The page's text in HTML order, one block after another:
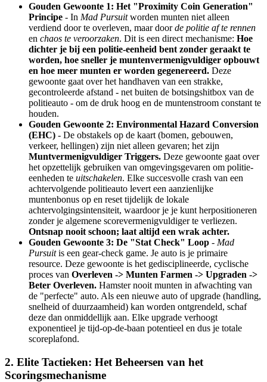
Gouden Gewoonte 1: Het "Proximity Coin Generation"
Principe - In Mad Pursuitworden munten niet alleen
verdiend door te overleven, maar doorde politie af te rennen
en chaos te veroorzaken. Dit is een direct mechanisme: Hoe
dichter je bij een politie-eenheid bent zonder geraakt te
worden, hoe sneller je muntenvermenigvuldiger opbouwt
en hoe meer munten er worden gegenereerd. Deze
gewoonte gaat over het handhaven van een strakke,
gecontroleerde afstand - net buiten de botsingshitbox van de
politieauto - om de druk hoog en de muntenstroom constant te
houden.
Gouden Gewoonte 2: Environmental Hazard Conversion
(EHC) - De obstakels op de kaart (bomen, gebouwen,
verkeer, hellingen) zijn niet alleen gevaren; het zijn
Muntvermenigvuldiger Triggers. Deze gewoonte gaat over
het opzettelijk gebruiken van omgevingsgevaren om politie-
eenheden te uitschakelen. Elke succesvolle crash van een
achtervolgende politieauto levert een aanzienlijke
muntenbonus op en reset tijdelijk de lokale
achtervolgingsintensiteit, waardoor je je kunt herpositioneren
zonder je algemene scorevermenigvuldiger te verliezen.
Ontsnap nooit schoon; laat altijd een wrak achter.
Gouden Gewoonte 3: De "Stat Check" Loop - Mad
Pursuitis een gear-check game. Je auto is je primaire
resource. Deze gewoonte is het gedisciplineerde, cyclische
proces van Overleven -> Munten Farmen -> Upgraden ->
Beter Overleven. Hamster nooit munten in afwachting van
de "perfecte" auto. Als een nieuwe auto of upgrade (handling,
snelheid of duurzaamheid) kan worden ontgrendeld, schaf
deze dan onmiddellijk aan. Elke upgrade verhoogt
exponentieel je tijd-op-de-baan potentieel en dus je totale
scoreplafond.
2. Elite Tactieken: Het Beheersen van het
Scoringsmechanisme